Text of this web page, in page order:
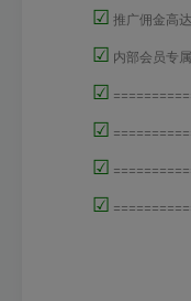
☑ 推广佣金高
☑ 内部会员专
☑
☑
☑
☑